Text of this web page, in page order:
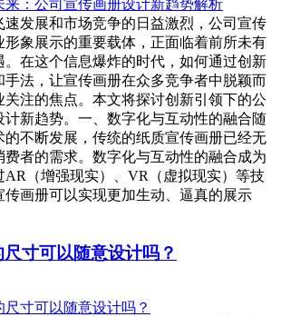
速发展和市场竞争的日益激烈，公司宣传
形象展示的重要载体，正面临着前所未有
。在这个信息爆炸的时代，如何通过创新
手法，让宣传画册在众多竞争者中脱颖而
关注的焦点。本文将探讨创新引领下的公
计新趋势。一、数字化与互动性的融合随
的不断发展，传统的纸质宣传画册已经无
费者的需求。数字化与互动性的融合成为
AR（增强现实）、VR（虚拟现实）等技
传画册可以实现更加生动、逼真的展示
寸可以随意设计吗？